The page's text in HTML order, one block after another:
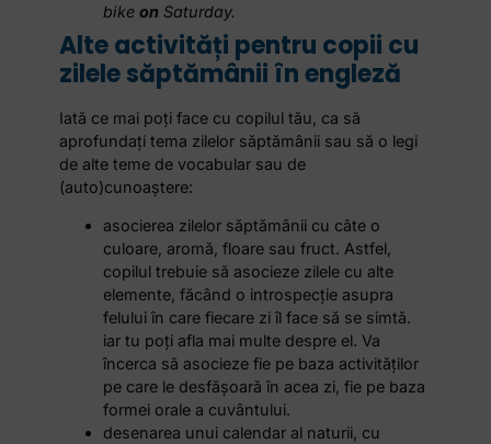
bikeon Saturday.
Alte activități pentru copii cu
zilele săptămânii în engleză
Iată ce mai poți face cu copilul tău, ca să
aprofundați tema zilelor săptămânii sau să o legi
de alte teme de vocabular sau de
(auto)cunoaștere:
asocierea zilelor săptămânii cu câte o
culoare, aromă, floare sau fruct. Astfel,
copilul trebuie să asocieze zilele cu alte
elemente, făcând o introspecție asupra
felului în care fiecare zi îl face să se simtă.
iar tu poți afla mai multe despre el. Va
încerca să asocieze fie pe baza activităților
pe care le desfășoară în acea zi, fie pe baza
formei orale a cuvântului.
desenarea unui calendar al naturii, cu